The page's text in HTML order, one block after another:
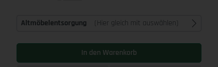
Altmöbelentsorgung (Hier gleich mit auswählen)
In den Warenkorb